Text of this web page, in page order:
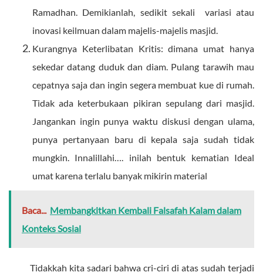
Ramadhan. Demikianlah, sedikit sekali variasi atau
inovasi keilmuan dalam majelis-majelis masjid.
Kurangnya Keterlibatan Kritis: dimana umat hanya
sekedar datang duduk dan diam. Pulang tarawih mau
cepatnya saja dan ingin segera membuat kue di rumah.
Tidak ada keterbukaan pikiran sepulang dari masjid.
Jangankan ingin punya waktu diskusi dengan ulama,
punya pertanyaan baru di kepala saja sudah tidak
mungkin. Innalillahi…. inilah bentuk kematian Ideal
umat karena terlalu banyak mikirin material
Baca... Membangkitkan Kembali Falsafah Kalam dalam
Konteks Sosial
Tidakkah kita sadari bahwa cri-ciri di atas sudah terjadi